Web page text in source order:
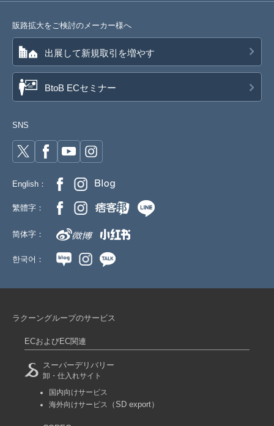
販路拡大をご検討のメーカー様へ
出展して新規取引を増やす
BtoB ECセミナー
SNS
English：
繁體字：
简体字：
한국어：
ラクーングループのサービス
ECおよびEC関連
スーパーデリバリー
卸・仕入れサイト
国内向けサービス
海外向けサービス
（SD export）